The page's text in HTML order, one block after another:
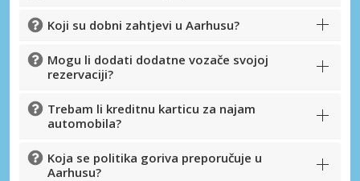
Koji su dobni zahtjevi u Aarhusu?
Mogu li dodati dodatne vozače svojoj
rezervaciji?
Trebam li kreditnu karticu za najam
automobila?
Koja se politika goriva preporučuje u
Aarhusu?